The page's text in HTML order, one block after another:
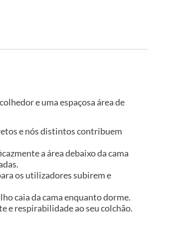
e uma espaçosa área de
e nós distintos contribuem
a área debaixo da cama
os utilizadores subirem e
caia da cama enquanto dorme.
e respirabilidade ao seu colchão.